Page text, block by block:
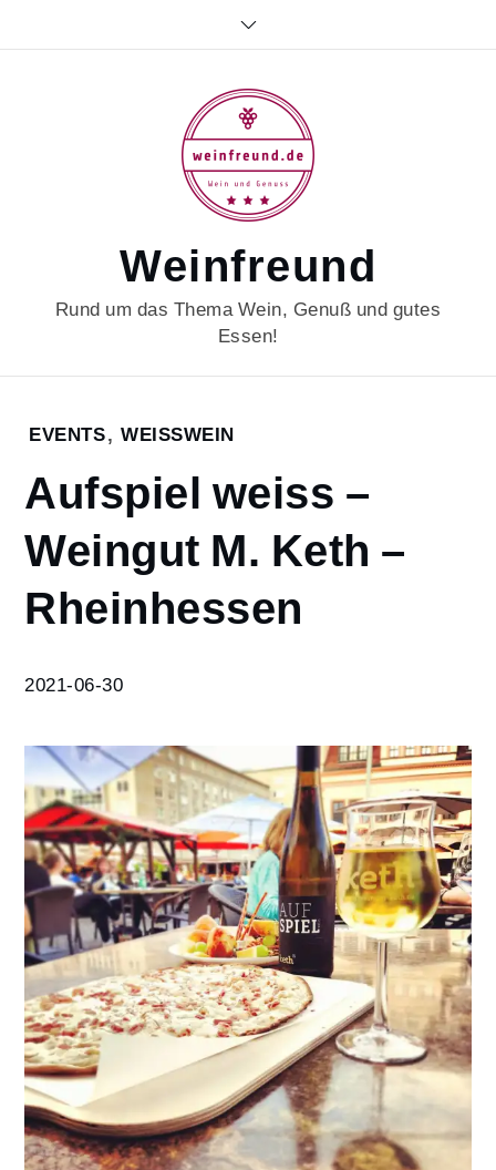
Weinfreund
Rund um das Thema Wein, Genuß und gutes
Essen!
Home
Juni
Aufspiel
weiss –
Weingut M.
Keth –
Rheinhessen
EVENTS, WEISSWEIN
Aufspiel weiss –
Weingut M. Keth –
Rheinhessen
2021-06-30